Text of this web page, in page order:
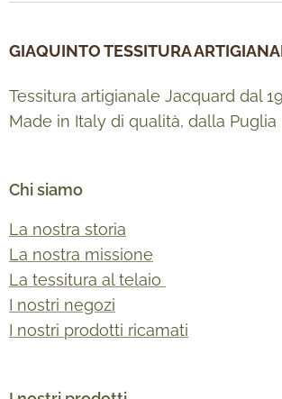
GIAQUINTO TESSITURA
Tessitura artigianale Jacquard dal
Made in Italy di qualità, dalla Puglia
Chi siamo
La nostra storia
La nostra missione
La tessitura al telaio
I nostri negozi
I nostri prodotti ricamati